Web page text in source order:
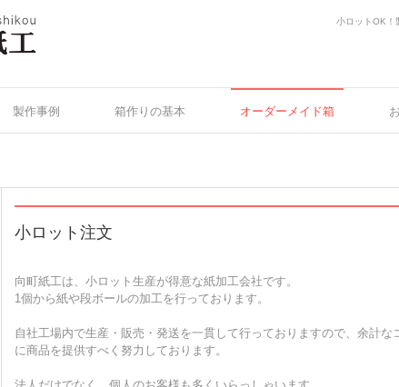
紙工
小ロットOK！
製作事例 箱作りの基本 オーダーメイド箱
小ロット注文
向町紙工は、小ロット生産が得意な紙加工会社です。
1個から紙や段ボールの加工を行っております。
自社工場内で生産・販売・発送を一貫して行っておりますので、余計
に商品を提供すべく努力しております。